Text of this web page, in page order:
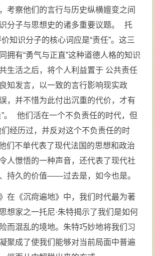
考察他们的言行与历史纵横嬗变之间
分子与思想史的诸多重要议题。 托
知识分子的核心词应是“责任”。这三
拥有“勇气与正直”这种道德人格的知识
生活之后，将个人利益置于 公共责任
知发言，以一致的言行影响现实政
，并不惜为此付出沉重的代价，才有
”。 他们活在一个不负责任的时代，但
们经历过，并反对这个不负责任的时
们不单代表了现代法国的思想和政治
人憬悟的一种声音，还代表了现代社
持久的价值——过去是，如今也是。
在《沉疴遍地》中，我们时代最为著
想家之一托尼·朱特揭示了我们是如何
而混乱的境地。朱特巧妙地将我们习
聚成了使我们能够对当前局面中普遍